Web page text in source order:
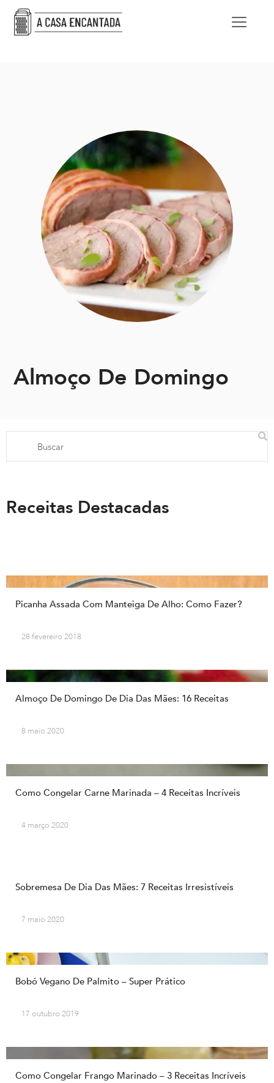
Almoço De Domingo
Receitas Destacadas
Picanha Assada Com Manteiga De Alho: Como Fazer?
28 fevereiro 2018
Almoço De Domingo De Dia Das Mães: 16 Receitas
8 maio 2020
Como Congelar Carne Marinada – 4 Receitas Incríveis
4 março 2020
Sobremesa De Dia Das Mães: 7 Receitas Irresistíveis
7 maio 2020
Bobó Vegano De Palmito – Super Prático
17 outubro 2019
Como Congelar Frango Marinado – 3 Receitas Incríveis